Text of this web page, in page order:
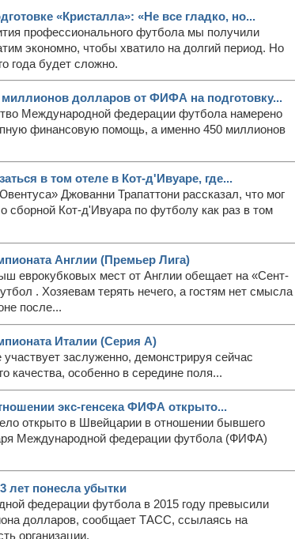
«Кристалла»: «Не все гладко, но...
профессионального футбола мы получили
экономно, чтобы хватило на долгий период. Но
года будет сложно.
миллионов долларов от ФИФА на подготовку...
Международной федерации футбола намерено
финансовую помощь, а именно 450 миллионов
в том отеле в Кот-д'Ивуаре, где...
Джованни Трапаттони рассказал, что мог
сборной Кот-д'Ивуара по футболу как раз в том
Англии (Премьер Лига)
еврокубковых мест от Англии обещает на «Сент-
. Хозяевам терять нечего, а гостям нет смысла
после...
Италии (Серия А)
участвует заслуженно, демонстрируя сейчас
качества, особенно в середине поля...
экс-генсека ФИФА открыто...
открыто в Швейцарии в отношении бывшего
Международной федерации футбола (ФИФА)
понесла убытки
федерации футбола в 2015 году превысили
долларов, сообщает ТАСС, ссылаясь на
организации.